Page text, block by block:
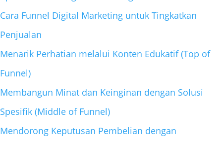
Cara Funnel Digital Marketing untuk Tingkatkan
Penjualan
Menarik Perhatian melalui Konten Edukatif (Top of
Funnel)
Membangun Minat dan Keinginan dengan Solusi
Spesifik (Middle of Funnel)
Mendorong Keputusan Pembelian dengan